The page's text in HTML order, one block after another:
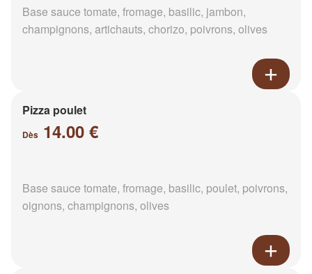
Base sauce tomate, fromage, basilic, jambon,
champignons, artichauts, chorizo, poivrons, olives
Pizza poulet
Dès 14.00 €
Base sauce tomate, fromage, basilic, poulet, poivrons,
oignons, champignons, olives